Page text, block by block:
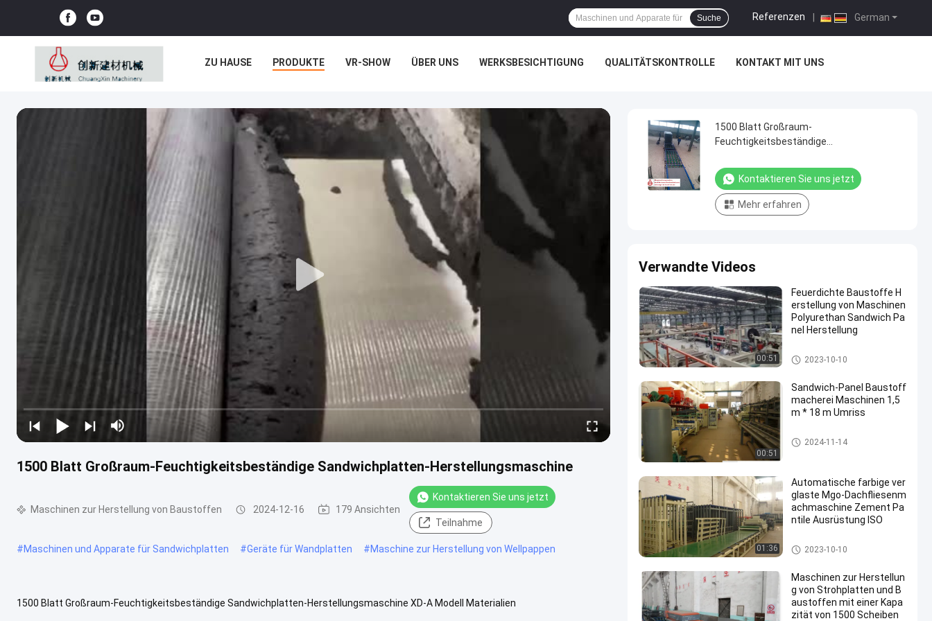
German
Referenzen
Suche
ZU HAUSE PRODUKTE VR-SHOW ÜBER UNS WERKSBESICHTIGUNG QUALITÄTSKONTROLLE KONTAKT MIT UNS
1500 Blatt Großraum-Feuchtigkeitsbeständige Sandwichplatten-Herstellungsmaschine
Maschinen zur Herstellung von Baustoffen 2024-12-16 179 Ansichten
Kontaktieren Sie uns jetzt
Teilnahme
#Maschinen und Apparate für Sandwichplatten #Geräte für Wandplatten #Maschine zur Herstellung von Wellpappen
1500 Blatt Großraum-Feuchtigkeitsbeständige Sandwichplatten-Herstellungsmaschine XD-A Modell Materialien
1500 Blatt Großraum-
Feuchtigkeitsbeständige
Kontaktieren Sie uns jetzt
Mehr erfahren
Verwandte Videos
00:51
Feuerdichte Baustoffe H
erstellung von Maschinen
Polyurethan Sandwich Pa
nel Herstellung
Maschinen zur Herstellung vo
n Baustoffen
2023-10-10
00:51
Sandwich-Panel Baustoff
macherei Maschinen 1,5
m * 18 m Umriss
Maschinen zur Herstellung vo
n Baustoffen
2024-11-14
01:36
Automatische farbige ver
glaste Mgo-Dachfliesenm
achmaschine Zement Pa
ntile Ausrüstung ISO
Maschinen zur Herstellung vo
n Baustoffen
2023-10-10
Maschinen zur Herstellun
g von Strohplatten und B
austoffen mit einer Kapa
zität von 1500 Scheiben